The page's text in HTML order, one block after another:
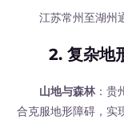
江苏常州至湖州通
2.复杂地
山地与森林：贵
合克服地形障碍，实